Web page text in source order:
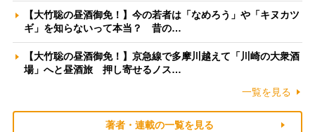
【大竹聡の昼酒御免！】今の若者は「なめろう」や「キヌカツ
ギ」を知らないって本当？ 昔の…
【大竹聡の昼酒御免！】京急線で多摩川越えて「川崎の大衆酒
場」へと昼酒旅 押し寄せるノス…
一覧を見る
著者・連載の一覧を見る